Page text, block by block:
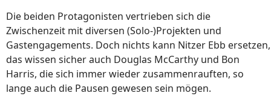
Die beiden Protagonisten vertrieben sich die
Zwischenzeit mit diversen (Solo-)Projekten und
Gastengagements. Doch nichts kann Nitzer Ebb ersetzen,
das wissen sicher auch Douglas McCarthy und Bon
Harris, die sich immer wieder zusammenrauften, so
lange auch die Pausen gewesen sein mögen.